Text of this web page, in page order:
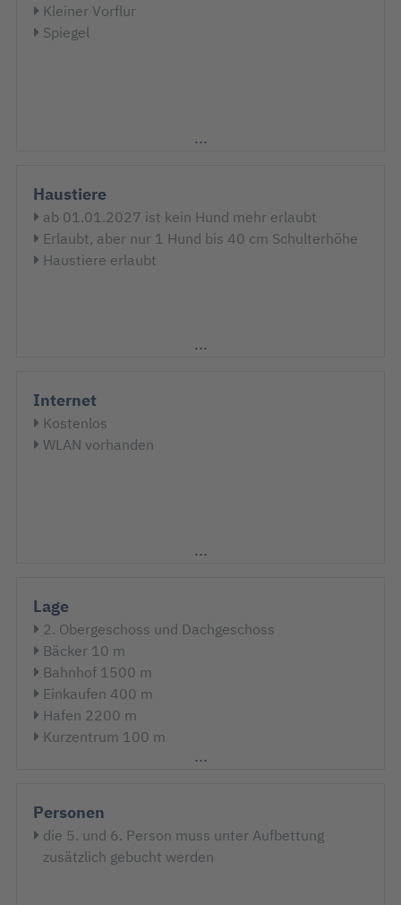
Kleiner Vorflur
Spiegel
Haustiere
ab 01.01.2027 ist kein Hund mehr erlaubt
Erlaubt, aber nur 1 Hund bis 40 cm Schulterhöhe
Haustiere erlaubt
Internet
Kostenlos
WLAN vorhanden
Lage
2. Obergeschoss und Dachgeschoss
Bäcker 10 m
Bahnhof 1500 m
Einkaufen 400 m
Hafen 2200 m
Kurzentrum 100 m
Strandnah
Personen
die 5. und 6. Person muss unter Aufbettung
zusätzlich gebucht werden